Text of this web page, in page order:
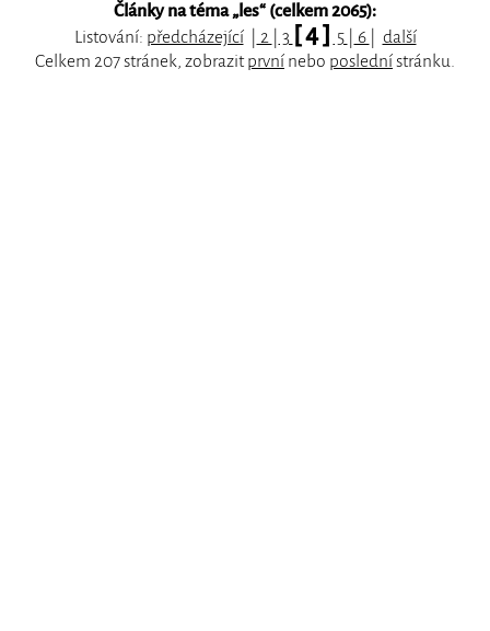
Články na téma „les“ (celkem 2065):
Listování: předcházející| 2 3 [ 4 ] 5 6
další
Celkem 207 stránek, zobrazitprvní nebo poslednístránku.